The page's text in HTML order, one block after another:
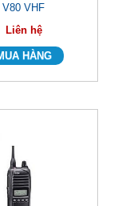
V80 VHF
Liên hệ